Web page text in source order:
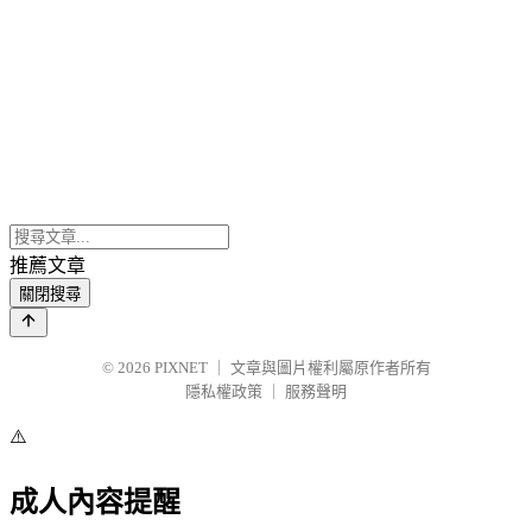
推薦文章
關閉搜尋
© 2026 PIXNET
文章與圖片權利屬原作者所有
隱私權政策
服務聲明
⚠️
成人內容提醒